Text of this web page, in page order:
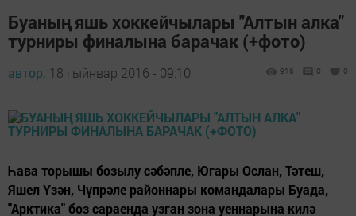
Буаның яшь хоккейчылары "Алтын алка"
турниры финалына барачак (+фото)
автор, 18 гыйнвар 2016 - 09:10 916 0 0
Һава торышы бозылу сәбәпле, Югары Ослан, Тәтеш,
Яшел Үзән, Чүпрәле районнары командалары Буада,
"Арктика" боз сараенда узган зона уеннарына килә